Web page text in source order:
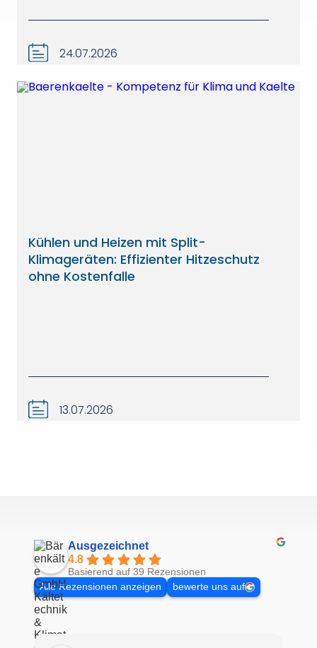
24.07.2026
Kühlen und Heizen mit Split-
Klimageräten: Effizienter Hitzeschutz
ohne Kostenfalle
13.07.2026
Ausgezeichnet
4.8
Basierend auf 39 Rezensionen
Alle Rezensionen anzeigen
bewerte uns auf